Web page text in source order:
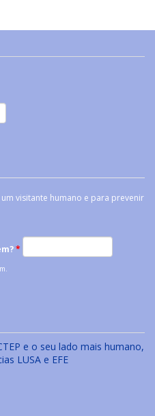
visitante humano e para prevenir
*
e o seu lado mais humano,
LUSA e EFE